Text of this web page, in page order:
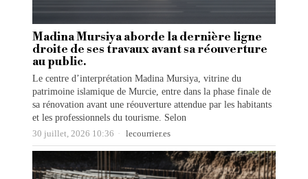
Madina Mursiya aborde la dernière ligne
droite de ses travaux avant sa réouverture
au public.
Le centre d’interprétation Madina Mursiya, vitrine du
patrimoine islamique de Murcie, entre dans la phase finale de
sa rénovation avant une réouverture attendue par les habitants
et les professionnels du tourisme. Selon
30 juillet, 2026 10:36 lecourrier.es